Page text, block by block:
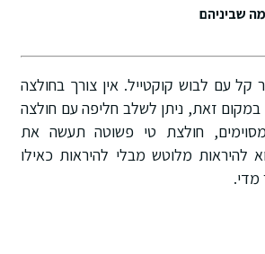
שביניהם
קל עם לבוש קוקטייל. אין צורך בחולצה
במקום זאת, ניתן לשלב חליפה עם חולצה
מסוימים, חולצת טי פשוטה תעשה את
להיראות מלוטש מבלי להיראות כאילו